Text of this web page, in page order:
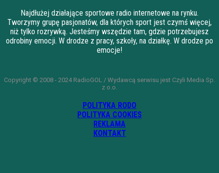
Najdłużej działające sportowe radio internetowe na rynku.
Tworzymy grupę pasjonatów, dla których sport jest czymś więcej,
niż tylko rozrywką. Jesteśmy wszędzie tam, gdzie potrzebujesz
odrobiny emocji. W drodze z pracy, szkoły, na działkę. W drodze po
emocje!
Copyright © 2008 - 2024 RadioGOL / Wydawcą serwisu jest Czyli Media Sp.
z o.o.
POLITYKA RODO
POLITYKA COOKIES
REKLAMA
KONTAKT